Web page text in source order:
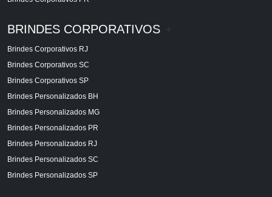
BRINDES CORPORATIVOS
Brindes Corporativos RJ
Brindes Corporativos SC
Brindes Corporativos SP
Brindes Personalizados BH
Brindes Personalizados MG
Brindes Personalizados PR
Brindes Personalizados RJ
Brindes Personalizados SC
Brindes Personalizados SP